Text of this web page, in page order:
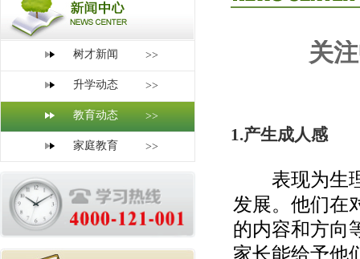
>>
树才新闻
>>
升学动态
>>
教育动态
>>
家庭教育
关
1.产生成人感
表现为生理
发展。他们在
的内容和方向
家长能给予他